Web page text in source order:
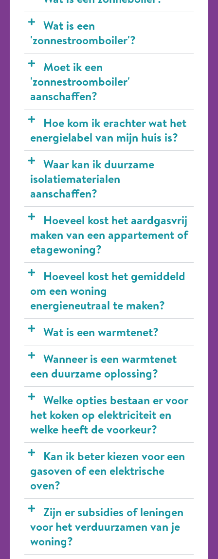
Wat is een
'zonnestroomboiler'?
Moet ik een
'zonnestroomboiler'
aanschaffen?
Hoe kom ik erachter wat het
energielabel van mijn huis is?
Waar kan ik duurzame
isolatiematerialen
aanschaffen?
Hoeveel kost het aardgasvrij
maken van een appartement of
etagewoning?
Hoeveel kost het gemiddeld
om een woning
energieneutraal te maken?
Wat is een warmtenet?
Wanneer is een warmtenet
een duurzame oplossing?
Welke opties bestaan er voor
het koken op elektriciteit en
welke heeft de voorkeur?
Kan ik beter kiezen voor een
gasoven of een elektrische
oven?
Zijn er subsidies of leningen
voor het verduurzamen van je
woning?